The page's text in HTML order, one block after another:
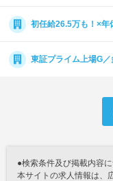
初任給26.5万も！×年
東証プライム上場G
●検索条件及び掲載内容
本サイトの求人情報は、